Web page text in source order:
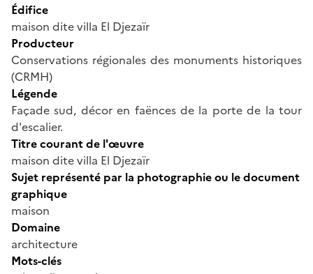
Édifice
maison dite villa El Djezaïr
Producteur
Conservations régionales des monuments historiques
(CRMH)
Légende
Façade sud, décor en faënces de la porte de la tour
d'escalier.
Titre courant de l'œuvre
maison dite villa El Djezaïr
Sujet représenté par la photographie ou le document
graphique
maison
Domaine
architecture
Mots-clés